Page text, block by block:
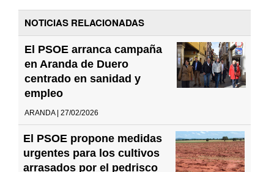
NOTICIAS RELACIONADAS
El PSOE arranca campaña
en Aranda de Duero
centrado en sanidad y
empleo
ARANDA | 27/02/2026
El PSOE propone medidas
urgentes para los cultivos
arrasados por el pedrisco